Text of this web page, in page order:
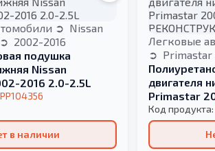
Nissan
2002-2016
подушка
Nissan
2016 2.0-2.5L
PP104356
в наличии
Легковые
Primastar
двигателя
Primastar
Код продукта: